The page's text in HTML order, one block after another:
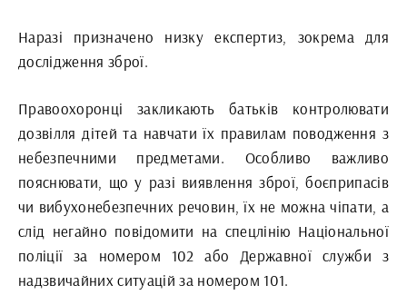
Наразі призначено низку експертиз, зокрема для
дослідження зброї.
Правоохоронці закликають батьків контролювати
дозвілля дітей та навчати їх правилам поводження з
небезпечними предметами. Особливо важливо
пояснювати, що у разі виявлення зброї, боєприпасів
чи вибухонебезпечних речовин, їх не можна чіпати, а
слід негайно повідомити на спецлінію Національної
поліції за номером 102 або Державної служби з
надзвичайних ситуацій за номером 101.